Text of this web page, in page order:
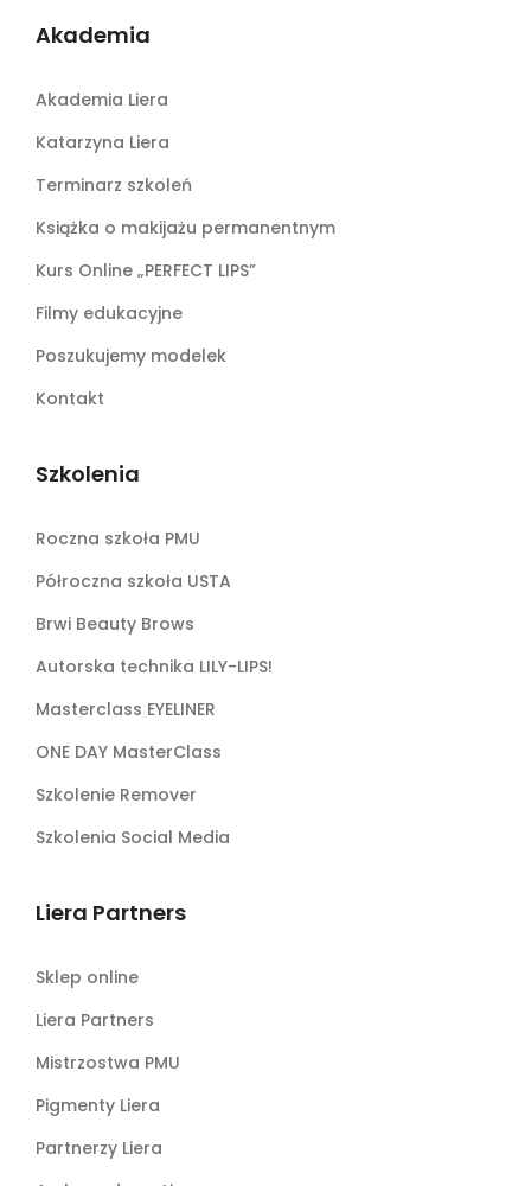
Akademia
Akademia Liera
Katarzyna Liera
Terminarz szkoleń
Książka o makijażu permanentnym
Kurs Online „PERFECT LIPS”
Filmy edukacyjne
Poszukujemy modelek
Kontakt
Szkolenia
Roczna szkoła PMU
Półroczna szkoła USTA
Brwi Beauty Brows
Autorska technika LILY-LIPS!
Masterclass EYELINER
ONE DAY MasterClass
Szkolenie Remover
Szkolenia Social Media
Liera Partners
Sklep online
Liera Partners
Mistrzostwa PMU
Pigmenty Liera
Partnerzy Liera